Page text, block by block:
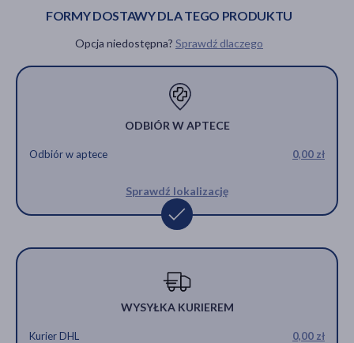
FORMY DOSTAWY DLA TEGO PRODUKTU
Opcja niedostępna? Sprawdź dlaczego
ODBIÓR W APTECE
Odbiór w aptece 0,00 zł
Sprawdź lokalizację
WYSYŁKA KURIEREM
Kurier DHL
0,00 zł